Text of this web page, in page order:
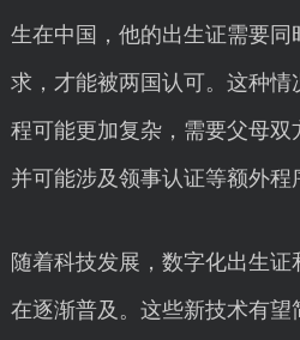
生在中国，他的出生证需要
求，才能被两国认可。这种情
程可能更加复杂，需要父母双
并可能涉及领事认证等额外程
随着科技发展，数字化出生
在逐渐普及。这些新技术有望